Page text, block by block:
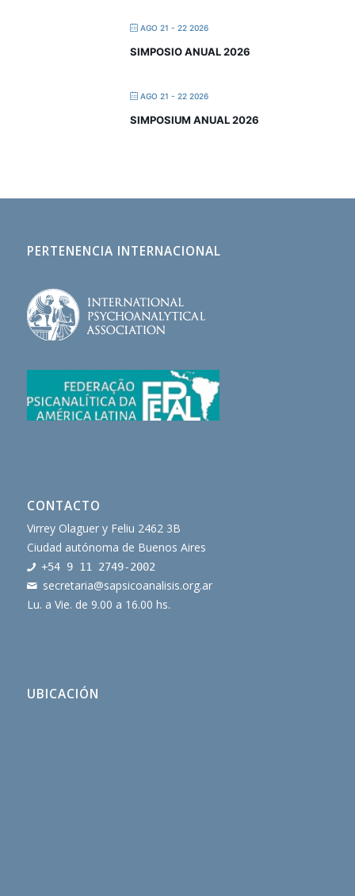
AGO 21 - 22 2026
SIMPOSIO ANUAL 2026
AGO 21 - 22 2026
SIMPOSIUM ANUAL 2026
PERTENENCIA INTERNACIONAL
CONTACTO
Virrey Olaguer y Feliu 2462 3B
Ciudad autónoma de Buenos Aires
+54 9 11 2749-2002
secretaria@sapsicoanalisis.org.ar
Lu. a Vie. de 9.00 a 16.00 hs.
UBICACIÓN